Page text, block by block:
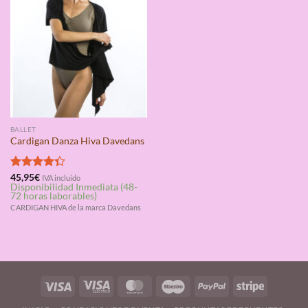
BALLET
Cardigan Danza Hiva Davedans
Valorado
con4.33
de 5
45,95€ IVA incluido
Disponibilidad Inmediata (48-
72 horas laborables)
CARDIGAN HIVA de la marca Davedans